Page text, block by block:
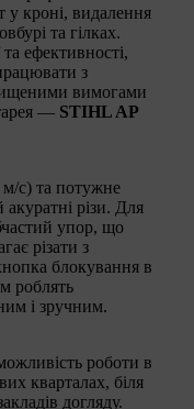
у кроні, видалення
та гілках.
ефективності,
з
вимогами
— STIHL AP
с) та потужне
різи. Для
упор, що
різати з
блокування в
роблять
і зручним.
роботи в
кварталах, біля
догляду.